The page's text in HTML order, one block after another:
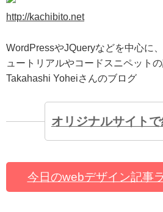
http://kachibito.net
WordPressやJQueryなどを中心に
ュートリアルやコードスニペット
Takahashi Yoheiさんのブログ
オリジナルサイト
今日のwebデザイン記事